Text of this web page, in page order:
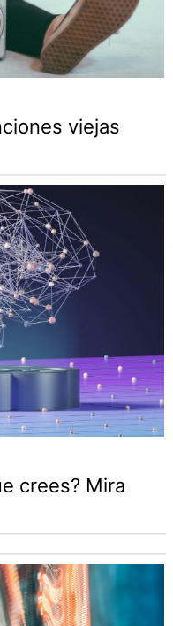
viejas
crees? Mira